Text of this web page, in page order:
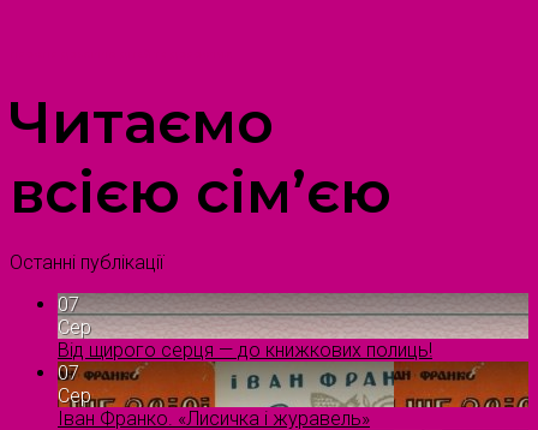
Читаємо
всією сім’єю
Останні публікації
07
Сер
Від щирого серця — до книжкових полиць!
07
Сер
Іван Франко. «Лисичка і журавель»